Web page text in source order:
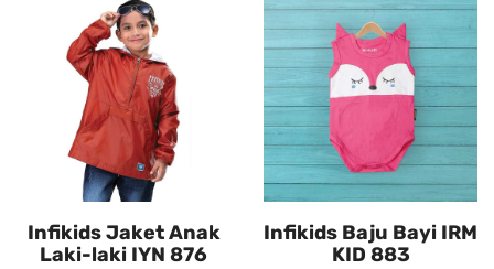
Infikids Jaket Anak
Laki-laki IYN 876
Infikids Baju Bayi IRM
KID 883